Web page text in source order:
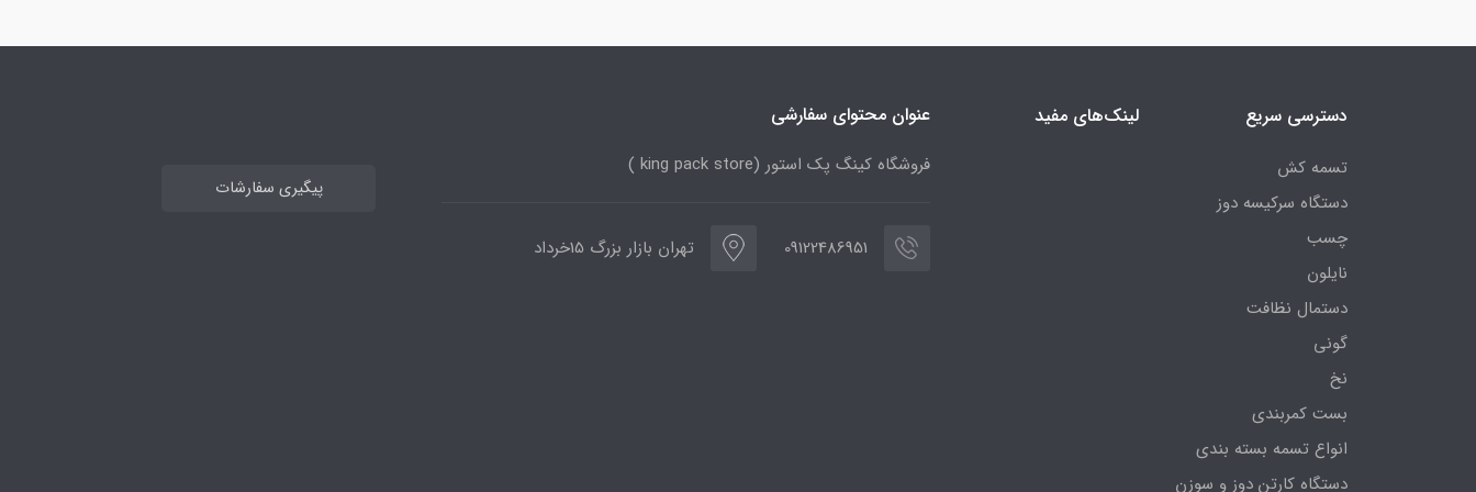
دسترسی سریع
تسمه کش
دستگاه سرکیسه دوز
چسب
نایلون
دستمال نظافت
گونی
نخ
بست کمربندی
انواع تسمه بسته بندی
دستگاه کارتن دوز و سوزن
لینک‌های مفید عنوان محتوای سفارشی
فروشگاه کینگ پک استور (king pack store )
09122486951 تهران بازار بزرگ 15خرداد
پیگیری سفارشات